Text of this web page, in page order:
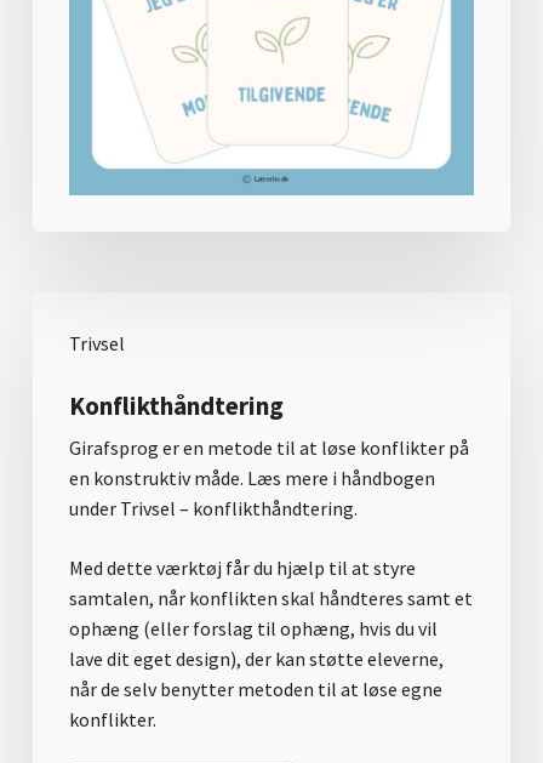
Trivsel
Konflikthåndtering
Girafsprog er en metode til at løse konflikter på
en konstruktiv måde. Læs mere i håndbogen
under Trivsel – konflikthåndtering.
Med dette værktøj får du hjælp til at styre
samtalen, når konflikten skal håndteres samt et
ophæng (eller forslag til ophæng, hvis du vil
lave dit eget design), der kan støtte eleverne,
når de selv benytter metoden til at løse egne
konflikter.